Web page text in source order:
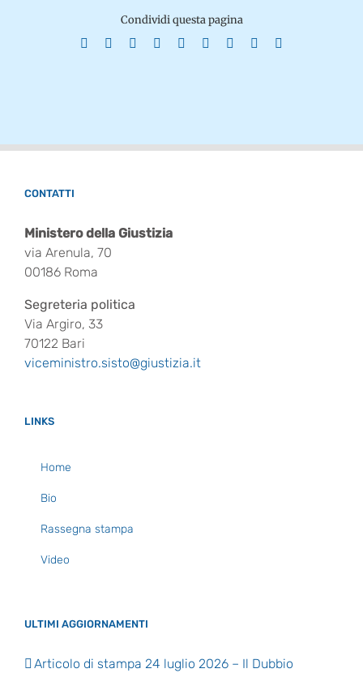
Condividi questa pagina
Facebook Reddit LinkedInWhatsApp
TumblrPinterest
CONTATTI
Ministero della Giustizia
via Arenula, 70
00186 Roma
Segreteria politica
Via Argiro, 33
70122 Bari
viceministro.sisto@giustizia.it
LINKS
Home
Bio
Rassegna stampa
Video
ULTIMI AGGIORNAMENTI
Articolo di stampa 24 luglio 2026 – Il Dubbio